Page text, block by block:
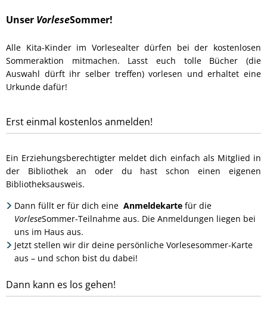
Unser VorleseSommer!
Alle Kita-Kinder im Vorlesealter dürfen bei der kostenlosen
Sommeraktion mitmachen. Lasst euch tolle Bücher (die
Auswahl dürft ihr selber treffen) vorlesen und erhaltet eine
Urkunde dafür!
Erst einmal kostenlos anmelden!
Ein Erziehungsberechtigter meldet dich einfach als Mitglied in
der Bibliothek an oder du hast schon einen eigenen
Bibliotheksausweis.
Dann füllt er für dich eine Anmeldekartefür die
VorleseSommer-Teilnahme aus. Die Anmeldungen liegen bei
uns im Haus aus.
Jetzt stellen wir dir deine persönliche Vorlesesommer-Karte
aus – und schon bist du dabei!
Dann kann es los gehen!